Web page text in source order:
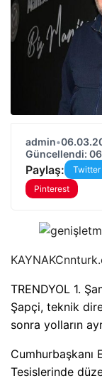
admin•
Güncellendi:
Paylaş: Twitter
Pinterest
KAYNAK
TRENDYOL 1.
Şapçi, teknik
sonra yolların
Cumhurbaşkanı
Tesislerinde